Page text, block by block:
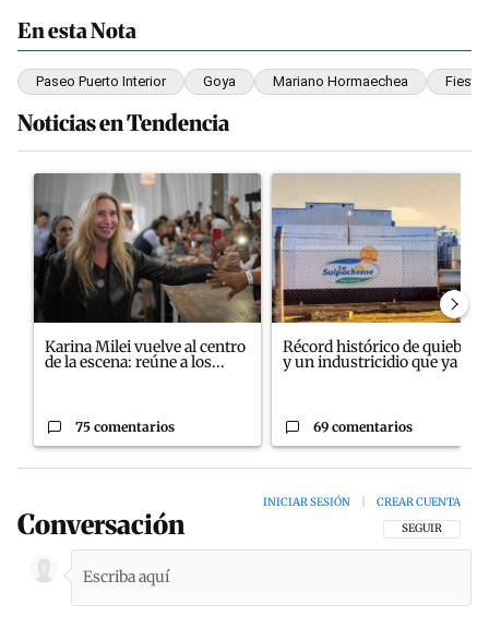
En esta Nota
Paseo Puerto Interior Goya Mariano Hormaechea Fiesta
Noticias en Tendencia
Este listado muestra los artículos con más comentarios en los
Un artículo de tendencia con el título "Karina Milei vuelve al
Karina Milei vuelve al centro
de la escena: reúne a los...
75 comentarios
Un artículo de tendencia con
Récord histórico de quiebras
y un industricidio que ya ...
69 comentarios
Conversación SIGA ESTA
SEGUIR
INICIAR SESIÓN CREAR CUENTA